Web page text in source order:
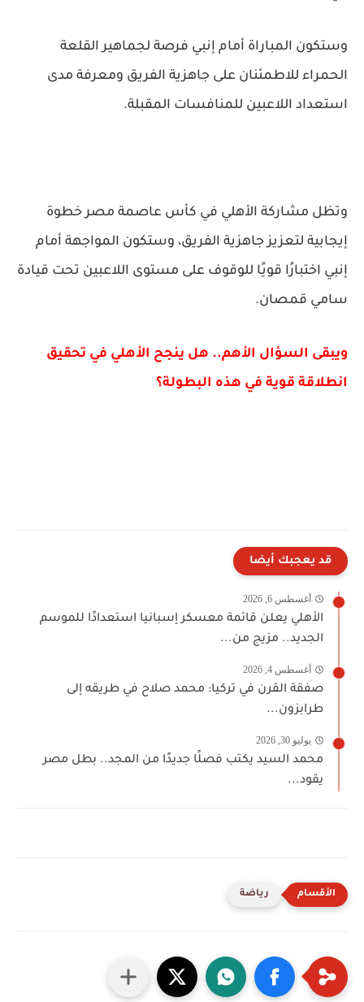
وستكون المباراة أمام إنبي فرصة لجماهير القلعة
الحمراء للاطمئنان على جاهزية الفريق ومعرفة مدى
استعداد اللاعبين للمنافسات المقبلة.
وتظل مشاركة الأهلي في كأس عاصمة مصر خطوة
إيجابية لتعزيز جاهزية الفريق، وستكون المواجهة أمام
إنبي اختبارًا قويًا للوقوف على مستوى اللاعبين تحت قيادة
سامي قمصان.
ويبقى السؤال الأهم.. هل ينجح الأهلي في تحقيق
انطلاقة قوية في هذه البطولة؟
قد يعجبك أيضا
أغسطس 6, 2026
الأهلي يعلن قائمة معسكر إسبانيا استعدادًا للموسم
الجديد.. مزيج من...
أغسطس 4, 2026
صفقة القرن في تركيا: محمد صلاح في طريقه إلى
طرابزون...
يوليو 30, 2026
محمد السيد يكتب فصلًا جديدًا من المجد.. بطل مصر
يقود...
رياضة